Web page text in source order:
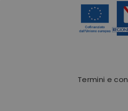
Termini e